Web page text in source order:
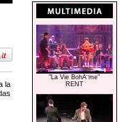
la
"La Vie BohÃ¨me"
RENT